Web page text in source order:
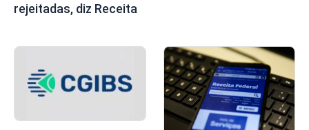
rejeitadas, diz Receita